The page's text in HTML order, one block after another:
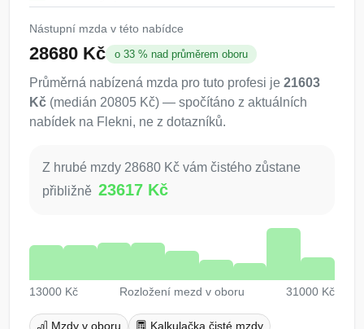
Nástupní mzda v této nabídce
28680 Kč o 33 % nad průměrem oboru
Průměrná nabízená mzda pro tuto profesi je 21603
Kč (medián 20805 Kč) — spočítáno z aktuálních
nabídek na Flekni, ne z dotazníků.
Z hrubé mzdy 28680 Kč vám čistého zůstane
přibližně 23617 Kč
13000 Kč Rozložení mezd v oboru 31000 Kč
Mzdy v oboru Kalkulačka čisté mzdy